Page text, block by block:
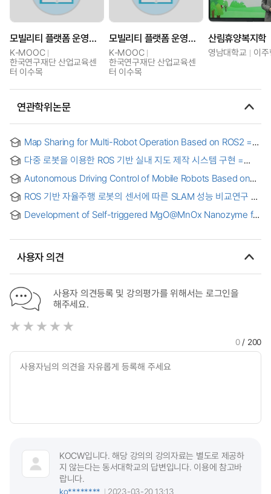
모빌리티 플랫폼 운영체제(ROS)
K-MOOC
한국연구재단 산업교육센
터 이수목
모빌리티 플랫폼 운영체제(ROS)
K-MOOC
한국연구재단 산업교육센
터 이수목
산림휴양복지학
영남대학교 이
연관학위논문
Map Sharing for Multi-Robot Operation Based on ROS2 =
다중 로봇을 이용한 ROS 기반 실내 지도 제작 시스템 구현 =
robot
Autonomous Driving Control of Mobile Robots Based on
이용한ROS기반의 모바일 로봇의 자율 주행 제어
ROS 기반 자율주행 로봇의 센서에 따른 SLAM 성능 비교연구 =
the Sensors of ROS based Autonomous Mobile Robot
Development of Self-triggered MgO@MnOx Nanozyme for
사용자 의견
사용자 의견등록 및 강의평가를 위해서는 로그인을
해주세요.
0/ 200
KOCW입니다. 해당 강의의 강의자료는 별도로 제공하
지 않는다는 동서대학교의 답변입니다. 이용에 참고바
랍니다.
ko********
2023-03-20 13:13